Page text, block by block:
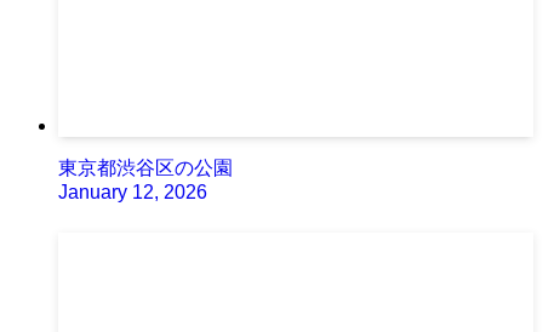
東京都渋谷区の公園
January 12, 2026